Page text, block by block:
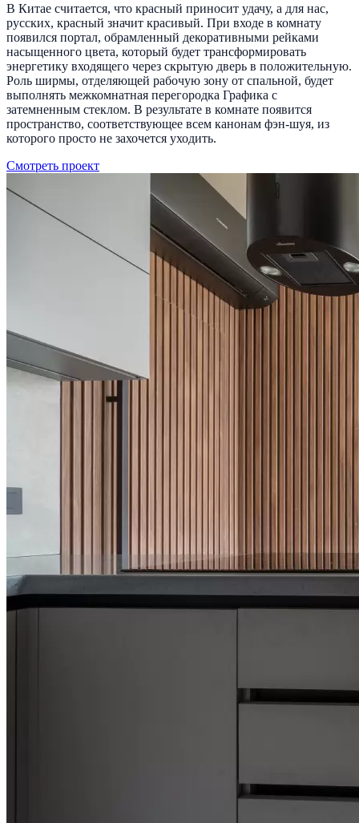
В Китае считается, что красный приносит удачу, а для нас,
русских, красный значит красивый. При входе в комнату
появился портал, обрамленный декоративными рейками
насыщенного цвета, который будет трансформировать
энергетику входящего через скрытую дверь в положительную.
Роль ширмы, отделяющей рабочую зону от спальной, будет
выполнять межкомнатная перегородка Графика с
затемненным стеклом. В результате в комнате появится
пространство, соответствующее всем канонам фэн-шуя, из
которого просто не захочется уходить.
Смотреть проект